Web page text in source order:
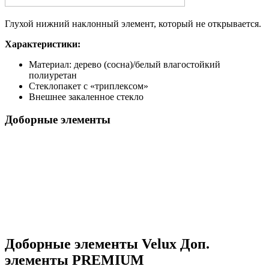
Глухой нижний наклонный элемент, который не открывается.
Характеристики:
Материал: дерево (сосна)/белый влагостойкий
полиуретан
Стеклопакет с «триплексом»
Внешнее закаленное стекло
Доборные элементы
Доборные элементы Velux Доп.
элементы PREMIUM